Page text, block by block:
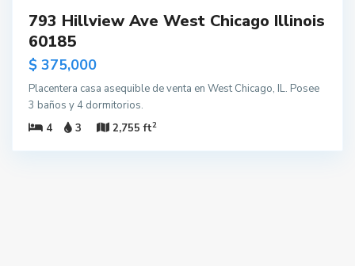
793 Hillview Ave West Chicago Illinois
60185
$ 375,000
Placentera casa asequible de venta en West Chicago, IL. Posee
3 baños y 4 dormitorios.
4
3 2,755 ft2